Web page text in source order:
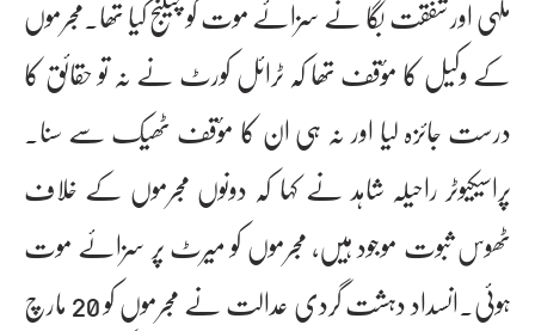
ملہی اور شفقت بگا نے سزائے موت کو چیلنج کیا تھا۔مجرموں
کے وکیل کا مؤقف تھا کہ ٹرائل کورٹ نے نہ تو حقائق کا
درست جائزہ لیا اور نہ ہی ان کا مؤقف ٹھیک سے سنا۔
پراسیکیوٹر راحیلہ شاہد نے کہا کہ دونوں مجرموں کے خلاف
ٹھوس ثبوت موجود ہیں، مجرموں کو میرٹ پر سزائے موت
ہوئی۔انسداد دہشت گردی عدالت نے مجرموں کو 20 مارچ